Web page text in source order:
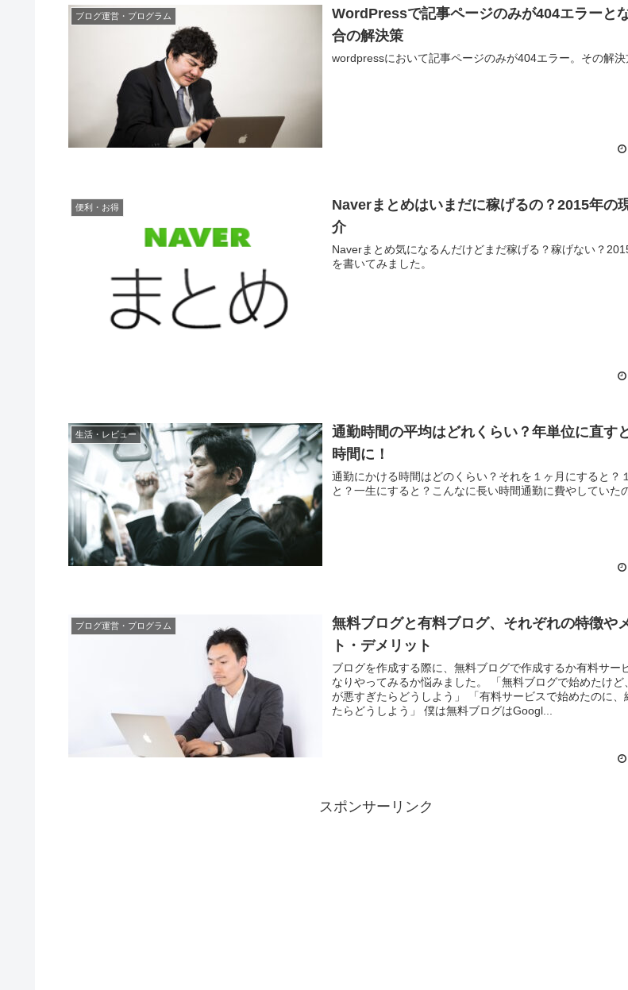
ブログ運営・プログラム
WordPressで記事ページのみが404エラーと
合の解決策
wordpressにおいて記事ページのみが404エラー。その解決
便利・お得
Naverまとめはいまだに稼げるの？2015年の
介
Naverまとめ気になるんだけどまだ稼げる？稼げない？
を書いてみました。
生活・レビュー
通勤時間の平均はどれくらい？年単位に直す
時間に！
通勤にかける時間はどのくらい？それを１ヶ月にすると？
と？一生にすると？こんなに長い時間通勤に費やしていた
ブログ運営・プログラム
無料ブログと有料ブログ、それぞれの特徴や
ト・デメリット
ブログを作成する際に、無料ブログで作成するか有料サー
なりやってみるか悩みました。 「無料ブログで始めたけど
が悪すぎたらどうしよう」 「有料サービスで始めたのに、
たらどうしよう」 僕は無料ブログはGoogl...
スポンサーリンク